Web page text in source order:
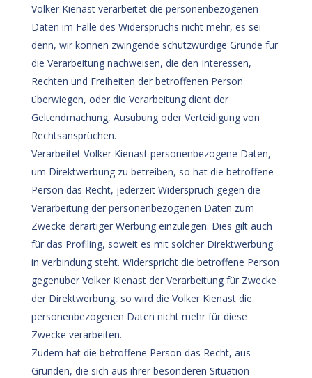
Volker Kienast verarbeitet die personenbezogenen
Daten im Falle des Widerspruchs nicht mehr, es sei
denn, wir können zwingende schutzwürdige Gründe für
die Verarbeitung nachweisen, die den Interessen,
Rechten und Freiheiten der betroffenen Person
überwiegen, oder die Verarbeitung dient der
Geltendmachung, Ausübung oder Verteidigung von
Rechtsansprüchen.
Verarbeitet Volker Kienast personenbezogene Daten,
um Direktwerbung zu betreiben, so hat die betroffene
Person das Recht, jederzeit Widerspruch gegen die
Verarbeitung der personenbezogenen Daten zum
Zwecke derartiger Werbung einzulegen. Dies gilt auch
für das Profiling, soweit es mit solcher Direktwerbung
in Verbindung steht. Widerspricht die betroffene Person
gegenüber Volker Kienast der Verarbeitung für Zwecke
der Direktwerbung, so wird die Volker Kienast die
personenbezogenen Daten nicht mehr für diese
Zwecke verarbeiten.
Zudem hat die betroffene Person das Recht, aus
Gründen, die sich aus ihrer besonderen Situation